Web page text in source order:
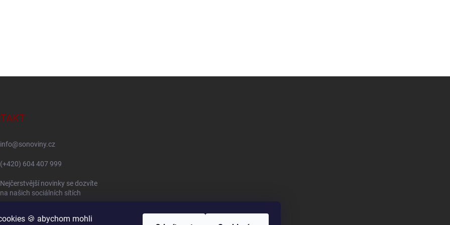
🍪 abychom mohli
info@sonoviny.cz
(+420) 604 407 999
Nejčerstvější novinky se dozvíte
na našich sociálních sítích